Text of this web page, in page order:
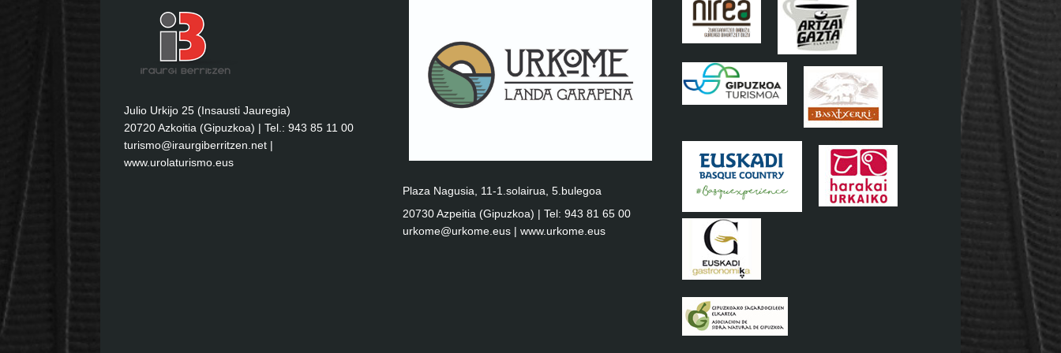
Julio Urkijo 25 (Insausti Jauregia)
20720 Azkoitia (Gipuzkoa) | Tel.: 943 85 11 00
turismo@iraurgiberritzen.net |
www.urolaturismo.eus
Plaza Nagusia, 11-1.solairua, 5.bulegoa
20730 Azpeitia (Gipuzkoa) | Tel: 943 81 65 00
urkome@urkome.eus |www.urkome.eus